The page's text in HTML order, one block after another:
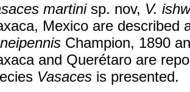
martinisp. nov, V.
Mexico are described
Champion, 1890
and Querétaro are
Vasaces is presented.